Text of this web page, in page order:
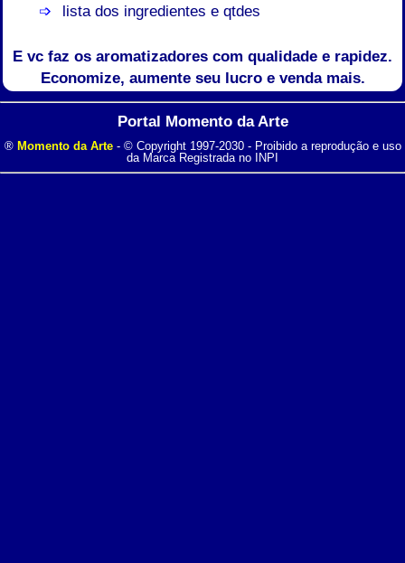
lista dos ingredientes e qtdes
E vc faz os aromatizadores com qualidade e rapidez.
Economize, aumente seu lucro e venda mais.
Portal Momento da Arte
® Momento da Arte- © Copyright 1997-2030 - Proibido a reprodução e uso
da Marca Registrada no INPI